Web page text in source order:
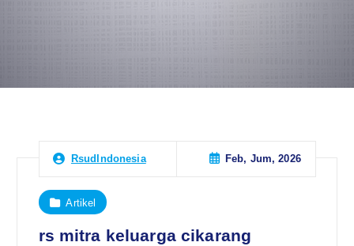
RsudIndonesia Feb, Jum, 2026
Artikel
rs mitra keluarga cikarang